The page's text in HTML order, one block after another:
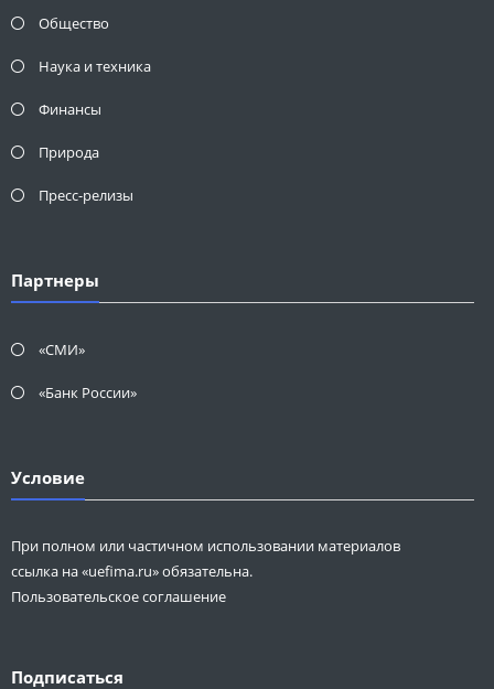
Общество
Наука и техника
Финансы
Природа
Пресс-релизы
Партнеры
«СМИ»
«Банк России»
Условие
При полном или частичном использовании материалов
ссылка на «uefima.ru» обязательна.
Пользовательское соглашение
Подписаться